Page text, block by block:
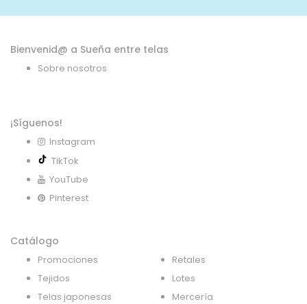
Bienvenid@ a Sueña entre telas
Sobre nosotros
¡Síguenos!
Instagram
TikTok
YouTube
Pinterest
Catálogo
Promociones
Tejidos
Telas japonesas
Retales
Lotes
Mercería